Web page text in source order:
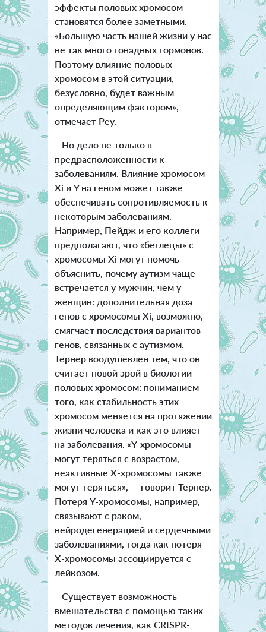
эффекты половых хромосом
становятся более заметными.
«Большую часть нашей жизни у нас
не так много гонадных гормонов.
Поэтому влияние половых
хромосом в этой ситуации,
безусловно, будет важным
определяющим фактором», —
отмечает Реу.
Но дело не только в
предрасположенности к
заболеваниям. Влияние хромосом
Xi и Y на геном может также
обеспечивать сопротивляемость к
некоторым заболеваниям.
Например, Пейдж и его коллеги
предполагают, что «беглецы» с
хромосомы Xi могут помочь
объяснить, почему аутизм чаще
встречается у мужчин, чем у
женщин: дополнительная доза
генов с хромосомы Xi, возможно,
смягчает последствия вариантов
генов, связанных с аутизмом.
Тернер воодушевлен тем, что он
считает новой эрой в биологии
половых хромосом: пониманием
того, как стабильность этих
хромосом меняется на протяжении
жизни человека и как это влияет
на заболевания. «Y-хромосомы
могут теряться с возрастом,
неактивные X-хромосомы также
могут теряться», — говорит Тернер.
Потеря Y-хромосомы, например,
связывают с раком,
нейродегенерацией и сердечными
заболеваниями, тогда как потеря
X-хромосомы ассоциируется с
лейкозом.
Существует возможность
вмешательства с помощью таких
методов лечения, как CRISPR-